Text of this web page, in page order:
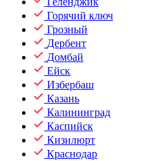
Горячий ключ
Грозный
Дербент
Домбай
Ейск
Избербаш
Казань
Калининград
Каспийск
Кизилюрт
Краснодар